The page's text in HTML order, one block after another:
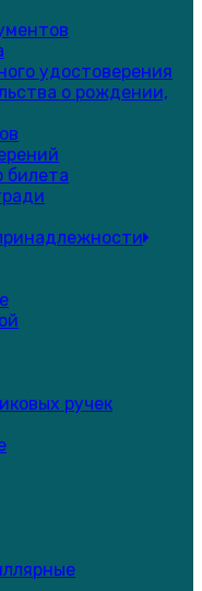
удостоверения
о рождении,
билета
ручек